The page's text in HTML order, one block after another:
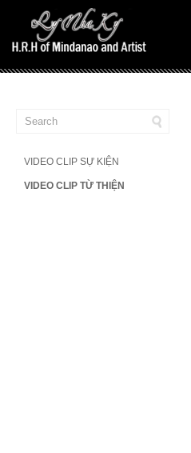
VIDEO CLIP SỰ KIỆN
VIDEO CLIP TỪ THIỆN